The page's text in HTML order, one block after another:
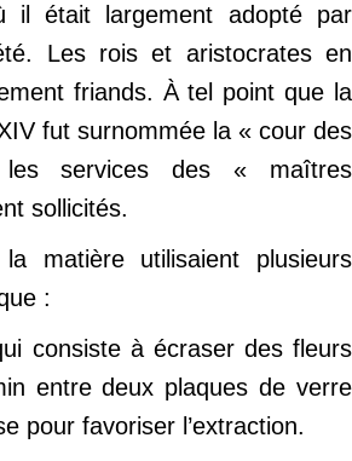
il était largement adopté par
Les rois et aristocrates en
friands. À tel point que la
fut surnommée la « cour des
services des « maîtres
sollicités.
matière utilisaient plusieurs
:
consiste à écraser des fleurs
entre deux plaques de verre
pour favoriser l’extraction.